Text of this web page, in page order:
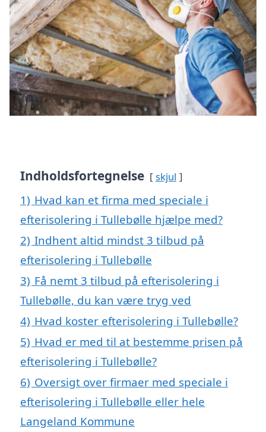
Indholdsfortegnelse skjul
1) Hvad kan et firma med speciale i
efterisolering i Tullebølle hjælpe med?
2) Indhent altid mindst 3 tilbud på
efterisolering i Tullebølle
3) Få nemt 3 tilbud på efterisolering i
Tullebølle, du kan være tryg ved
4) Hvad koster efterisolering i Tullebølle?
5) Hvad er med til at bestemme prisen på
efterisolering i Tullebølle?
6) Oversigt over firmaer med speciale i
efterisolering i Tullebølle eller hele
Langeland Kommune